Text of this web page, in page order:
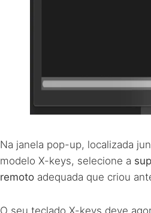
Na janela pop-up, localizada
modelo X-keys, selecione a
remoto adequada que criou
O seu teclado X-keys deve